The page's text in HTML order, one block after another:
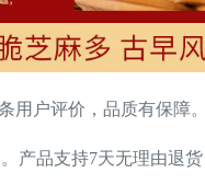
用户评价，品质有保障。
产品支持7天无理由退货